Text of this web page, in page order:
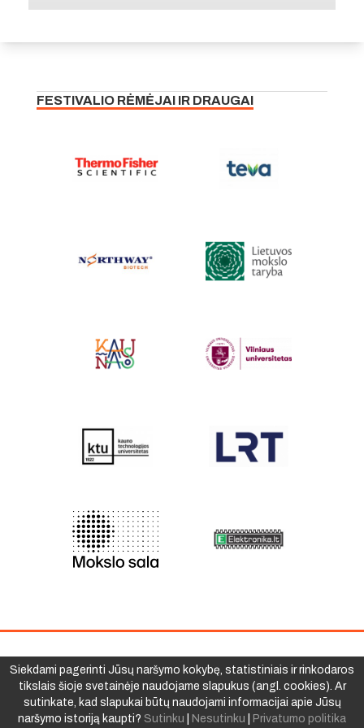
FESTIVALIO RĖMĖJAI IR DRAUGAI
© 2007-2026 Mokslo festivalis.Privatumo
politika
Siekdami pagerinti Jūsų naršymo kokybę, statistiniais ir rinkodaros
tikslais šioje svetainėje naudojame slapukus (angl. cookies). Ar
sutinkate, kad slapukai būtų naudojami informacijai apie Jūsų
naršymo istoriją kaupti? Sutinku Nesutinku Privatumo politika